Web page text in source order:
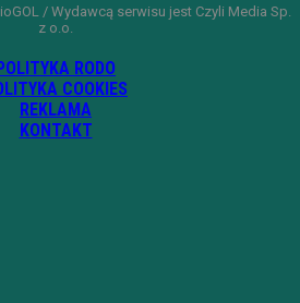
/ Wydawcą serwisu jest Czyli Media Sp.
z o.o.
POLITYKA RODO
COOKIES
REKLAMA
KONTAKT